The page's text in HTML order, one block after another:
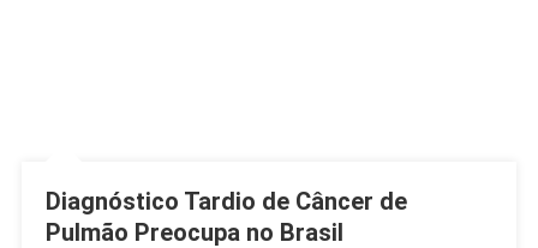
Diagnóstico Tardio de Câncer de
Pulmão Preocupa no Brasil